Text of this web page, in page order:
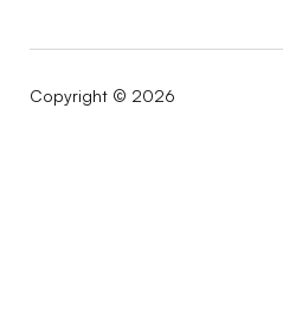
Copyright © 2026